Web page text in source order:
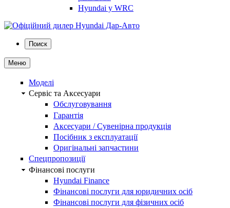
Hyundai у WRC
Поиск
Меню
Моделі
Сервіс та Аксесуари
Обслуговування
Гарантія
Аксесуари / Сувенірна продукція
Посібник з експлуатації
Оригінальні запчастини
Спецпропозиції
Фінансові послуги
Hyundai Finance
Фінансові послуги для юридичних осіб
Фінансові послуги для фізичних осіб